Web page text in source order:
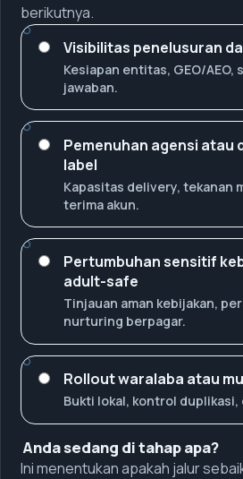
berikutnya.
Visibilitas penelusuran
Kesiapan entitas, GEO/AEO,
jawaban.
Pemenuhan agensi atau
label
Kapasitas delivery, tekanan
terima akun.
Pertumbuhan sensitif
adult-safe
Tinjauan aman kebijakan,
nurturing berpagar.
Rollout waralaba atau
Bukti lokal, kontrol duplikasi,
Anda sedang di tahap apa?
Ini menentukan apakah jalur